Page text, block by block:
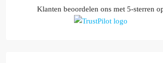
Klanten beoordelen ons met 5-sterren